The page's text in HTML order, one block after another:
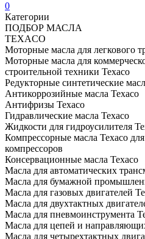
0
Категории
ПОДБОР МАСЛА
TEXACO
Моторные масла для легкового
Моторные масла для
строительной техники Texaco
Редукторные синтетические
Антикоррозийные масла Texaco
Антифризы Texaco
Гидравлические масла Texaco
Жидкости для гидроусилителя
Компрессорные масла Texaco
компрессоров
Консервационные масла Texaco
Масла для автоматических
Масла для бумажной
Масла для газовых двигателей
Масла для двухтактных
Масла для пневмоинструмента
Масла для цепей и
Масла для четырехтактных